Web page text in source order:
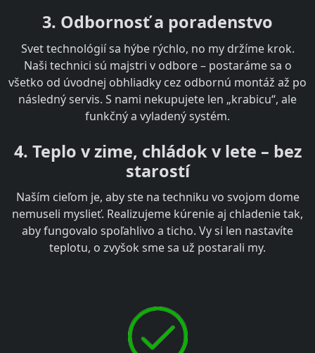
3. Odbornosť a poradenstvo
Svet technológií sa hýbe rýchlo, no my držíme krok.
Naši technici sú majstri v odbore – postaráme sa o
všetko od úvodnej obhliadky cez odbornú montáž až po
následný servis. S nami nekupujete len „krabicu“, ale
funkčný a vyladený systém.
4. Teplo v zime, chládok v lete – bez
starostí
Naším cieľom je, aby ste na techniku vo svojom dome
nemuseli myslieť. Realizujeme kúrenie aj chladenie tak,
aby fungovalo spoľahlivo a ticho. Vy si len nastavíte
teplotu, o zvyšok sme sa už postarali my.